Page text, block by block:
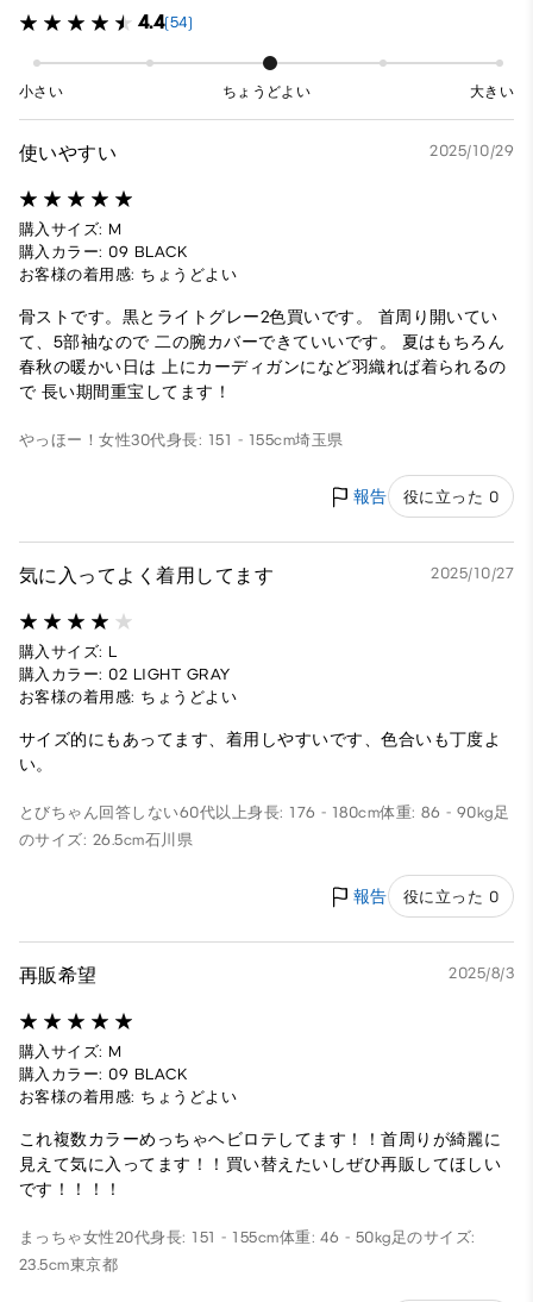
4.4(54)
小さい ちょうどよい 大きい
使いやすい 2025/10/29
購入サイズ: M
購入カラー: 09 BLACK
お客様の着用感: ちょうどよい
骨ストです。黒とライトグレー2色買いです。 首周り開いてい
て、5部袖なので 二の腕カバーできていいです。 夏はもちろん
春秋の暖かい日は 上にカーディガンになど羽織れば着られるの
で 長い期間重宝してます！
やっほー！女性30代身長: 151 - 155cm埼玉県
報告 役に立った 0
気に入ってよく着用してます 2025/10/27
購入サイズ: L
購入カラー: 02 LIGHT GRAY
お客様の着用感: ちょうどよい
サイズ的にもあってます、着用しやすいです、色合いも丁度よ
い。
とびちゃん 回答しない60代以上身長: 176 - 180cm体重: 86 - 90kg足
のサイズ: 26.5cm石川県
報告 役に立った 0
再販希望 2025/8/3
購入サイズ: M
購入カラー: 09 BLACK
お客様の着用感: ちょうどよい
これ複数カラーめっちゃヘビロテしてます！！首周りが綺麗に
見えて気に入ってます！！買い替えたいしぜひ再販してほしい
です！！！！
まっちゃ女性20代身長: 151 - 155cm体重: 46 - 50kg足のサイズ:
23.5cm東京都